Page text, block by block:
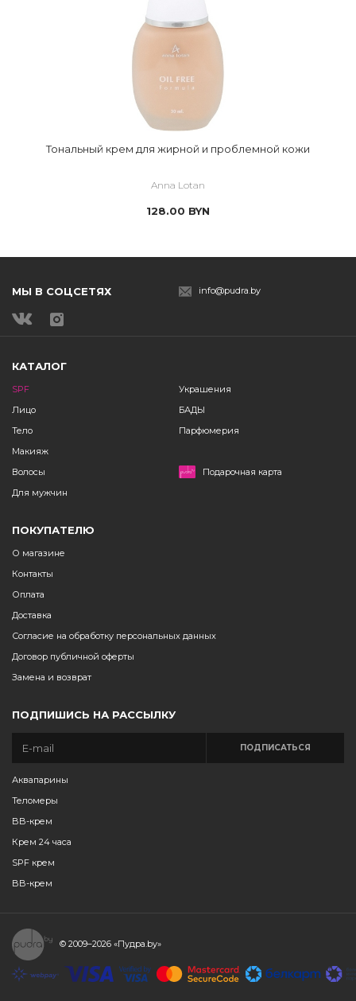
Тональный крем для жирной и проблемной кожи
Anna Lotan
128.00 BYN
МЫ В СОЦСЕТЯХ info@pudra.by
КАТАЛОГ
SPF
Лицо
Тело
Макияж
Волосы
Для мужчин
Украшения
БАДЫ
Парфюмерия
Подарочная карта
ПОКУПАТЕЛЮ
О магазине
Контакты
Оплата
Доставка
Согласие на обработку персональных данных
Договор публичной оферты
Замена и возврат
ПОДПИШИСЬ НА РАССЫЛКУ
ПОДПИСАТЬСЯ
Аквапарины
Теломеры
BB-крем
Крем 24 часа
SPF крем
BB-крем
© 2009–2026 «Пудра.by»